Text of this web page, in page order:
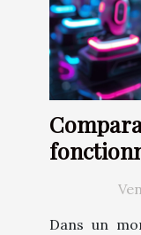
de
Dans un